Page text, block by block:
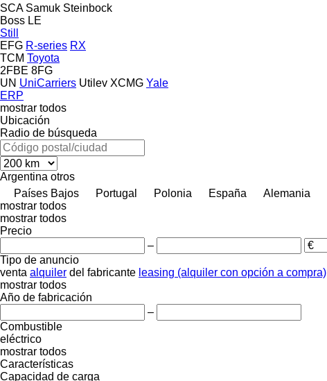
SCA Samuk Steinbock
Boss LE
Still
EFG R-series RX
TCM Toyota
2FBE 8FG
UN UniCarriers Utilev XCMG Yale
ERP
mostrar todos
Ubicación
Radio de búsqueda
Argentina otros
Países Bajos
Portugal Polonia España Alemania
mostrar todos
mostrar todos
Precio
–
Tipo de anuncio
venta alquiler del fabricante leasing (alquiler con opción a compra)
mostrar todos
Año de fabricación
–
Combustible
eléctrico
mostrar todos
Características
Capacidad de carga